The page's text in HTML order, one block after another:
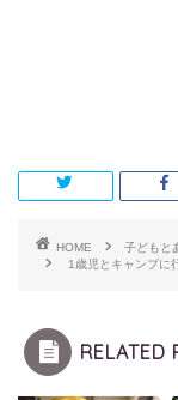
HOME 子どもと
1歳児とキャンプに
RELATED